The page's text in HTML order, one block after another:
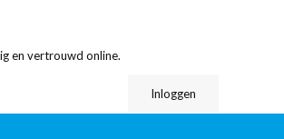
en vertrouwd online.
Inloggen